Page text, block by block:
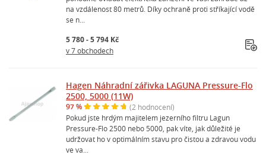
na vzdálenost 80 metrů. Díky ochraně proti stříkající vodě
se n...
5 780 - 5 794 Kč
v 7 obchodech
Hagen Náhradní zářivka LAGUNA Pressure-Flo
2500, 5000 (11W)
97 %
(2 hodnocení)
Pokud jste hrdým majitelem jezerního filtru Lagun
Pressure-Flo 2500 nebo 5000, pak víte, jak důležité je
udržovat ho v optimálním stavu pro čistou a zdravou vodu
ve va...